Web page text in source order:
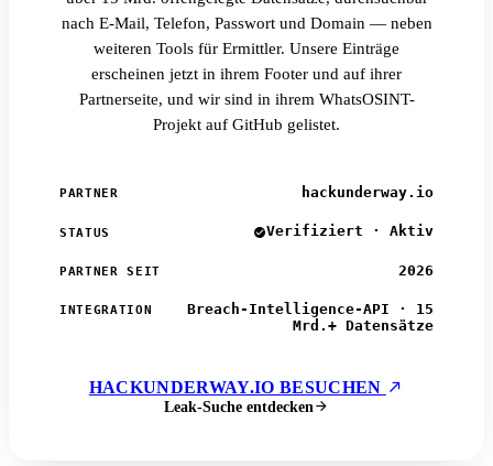
nach E-Mail, Telefon, Passwort und Domain — neben
weiteren Tools für Ermittler. Unsere Einträge
erscheinen jetzt in ihrem Footer und auf ihrer
Partnerseite, und wir sind in ihrem WhatsOSINT-
Projekt auf GitHub gelistet.
PARTNER hackunderway.io
STATUS Verifiziert · Aktiv
PARTNER SEIT 2026
INTEGRATION
Breach-Intelligence-API · 15
Mrd.+ Datensätze
HACKUNDERWAY.IO BESUCHEN
Leak-Suche entdecken